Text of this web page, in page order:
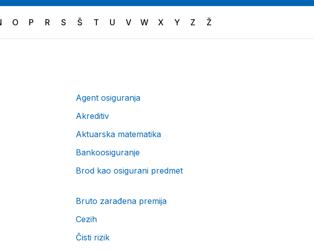
O P R S Š T U V W X Y Z Ž
Agent osiguranja
Akreditiv
Aktuarska matematika
Bankoosiguranje
Brod kao osigurani predmet
Bruto zarađena premija
Cezih
Čisti rizik